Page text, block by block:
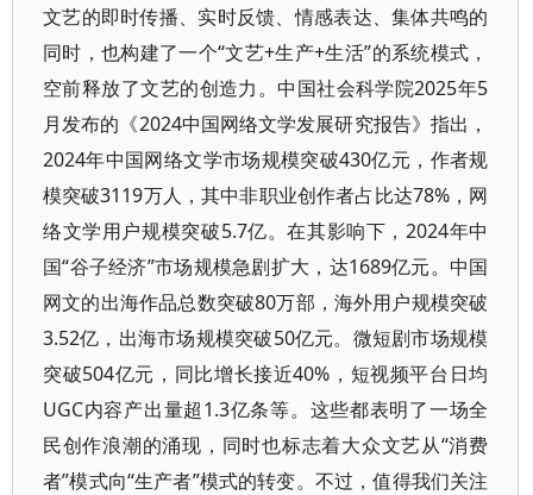
文艺的即时传播、实时反馈、情感表达、集体共鸣的
同时，也构建了一个“文艺+生产+生活”的系统模式，
空前释放了文艺的创造力。中国社会科学院2025年5
月发布的《2024中国网络文学发展研究报告》指出，
2024年中国网络文学市场规模突破430亿元，作者规
模突破3119万人，其中非职业创作者占比达78%，网
络文学用户规模突破5.7亿。在其影响下，2024年中
国“谷子经济”市场规模急剧扩大，达1689亿元。中国
网文的出海作品总数突破80万部，海外用户规模突破
3.52亿，出海市场规模突破50亿元。微短剧市场规模
突破504亿元，同比增长接近40%，短视频平台日均
UGC内容产出量超1.3亿条等。这些都表明了一场全
民创作浪潮的涌现，同时也标志着大众文艺从“消费
者”模式向“生产者”模式的转变。不过，值得我们关注